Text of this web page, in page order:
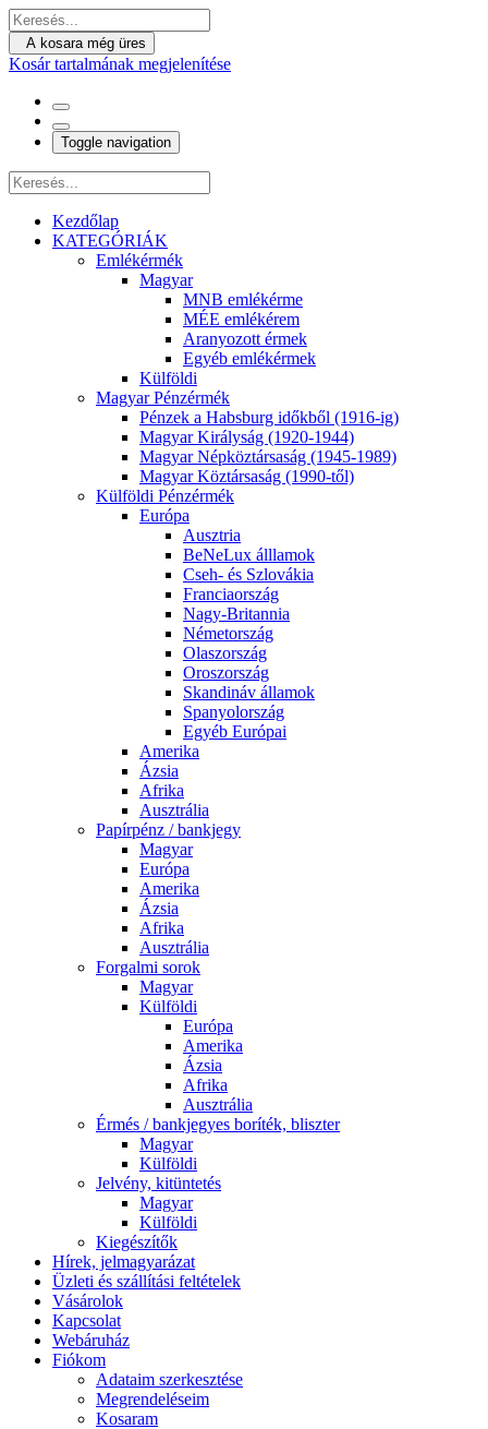
A kosara még üres
Kosár tartalmának megjelenítése
Toggle navigation
Kezdőlap
KATEGÓRIÁK
Emlékérmék
Magyar
MNB emlékérme
MÉE emlékérem
Aranyozott érmek
Egyéb emlékérmek
Külföldi
Magyar Pénzérmék
Pénzek a Habsburg időkből (1916-ig)
Magyar Királyság (1920-1944)
Magyar Népköztársaság (1945-1989)
Magyar Köztársaság (1990-től)
Külföldi Pénzérmék
Európa
Ausztria
BeNeLux álllamok
Cseh- és Szlovákia
Franciaország
Nagy-Britannia
Németország
Olaszország
Oroszország
Skandináv államok
Spanyolország
Egyéb Európai
Amerika
Ázsia
Afrika
Ausztrália
Papírpénz / bankjegy
Magyar
Európa
Amerika
Ázsia
Afrika
Ausztrália
Forgalmi sorok
Magyar
Külföldi
Európa
Amerika
Ázsia
Afrika
Ausztrália
Érmés / bankjegyes boríték, bliszter
Magyar
Külföldi
Jelvény, kitüntetés
Magyar
Külföldi
Kiegészítők
Hírek, jelmagyarázat
Üzleti és szállítási feltételek
Vásárolok
Kapcsolat
Webáruház
Fiókom
Adataim szerkesztése
Megrendeléseim
Kosaram